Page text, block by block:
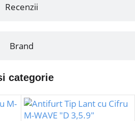
Recenzii
Brand
categorie